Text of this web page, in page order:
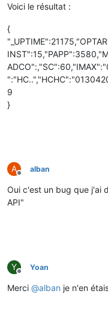
Voici le résultat :
{
9
}
A
Offline
alban
Oui c'est un bug que j'ai
API"
Y
Offline
Yoan
Merci @alban je n'en